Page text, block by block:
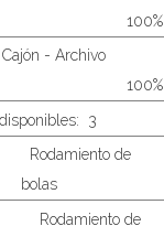
100%
- Archivo
100%
3
Rodamiento de
bolas
Rodamiento de